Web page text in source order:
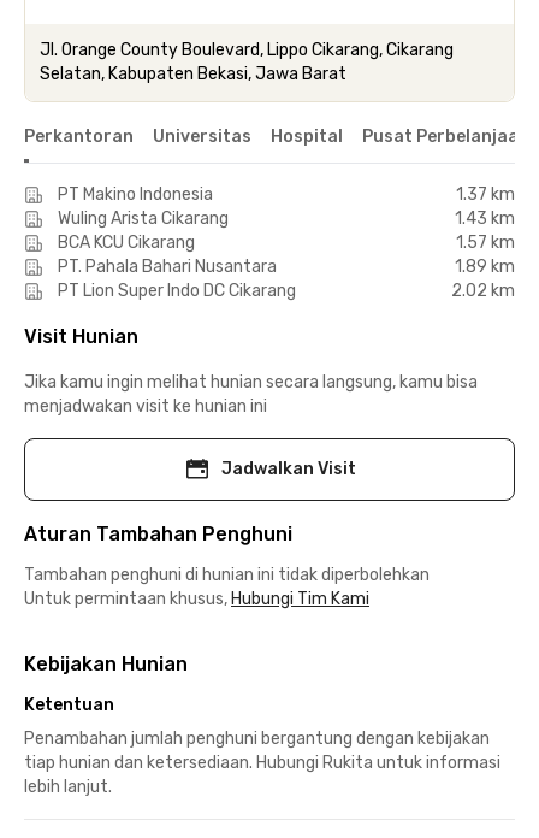
Jl. Orange County Boulevard, Lippo Cikarang, Cikarang
Selatan, Kabupaten Bekasi, Jawa Barat
Perkantoran Universitas Hospital Pusat Perbelanjaan
PT Makino Indonesia
1.37 km
Wuling Arista Cikarang
1.43 km
BCA KCU Cikarang
1.57 km
PT. Pahala Bahari Nusantara
1.89 km
PT Lion Super Indo DC Cikarang
2.02 km
Visit Hunian
Jika kamu ingin melihat hunian secara langsung, kamu bisa
menjadwakan visit ke hunian ini
Jadwalkan Visit
Aturan Tambahan Penghuni
Tambahan penghuni di hunian ini tidak diperbolehkan
Untuk permintaan khusus, Hubungi Tim Kami
Kebijakan Hunian
Ketentuan
Penambahan jumlah penghuni bergantung dengan kebijakan
tiap hunian dan ketersediaan. Hubungi Rukita untuk informasi
lebih lanjut.